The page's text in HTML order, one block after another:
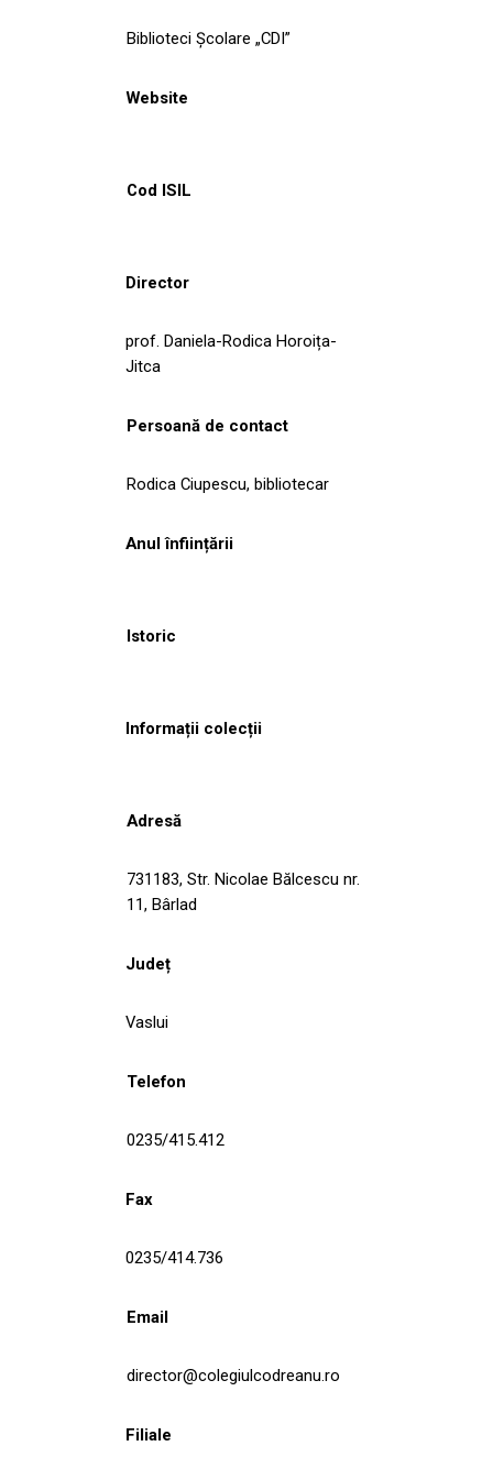
Biblioteci Școlare „CDI”
Website
Cod ISIL
Director
prof. Daniela-Rodica Horoița-
Jitca
Persoană de contact
Rodica Ciupescu, bibliotecar
Anul înființării
Istoric
Informații colecții
Adresă
731183, Str. Nicolae Bălcescu nr.
11, Bârlad
Județ
Vaslui
Telefon
0235/415.412
Fax
0235/414.736
Email
director@colegiulcodreanu.ro
Filiale